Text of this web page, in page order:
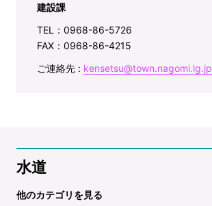
建設課
TEL：0968-86-5726
FAX：0968-86-4215
ご連絡先 : kensetsu@town.nagomi.lg.jp
水道
他のカテゴリを見る